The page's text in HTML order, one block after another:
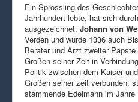
Ein Sprössling des
Jahrhundert lebte, hat sich
ausgezeichnet. Johann von
Verden und wurde 1336 auch
Berater und Arzt zweiter
Großen seiner Zeit in
Politik zwischen dem Kaiser
Großen seiner zeit verbunden,
stammende Edelmann im Jahre